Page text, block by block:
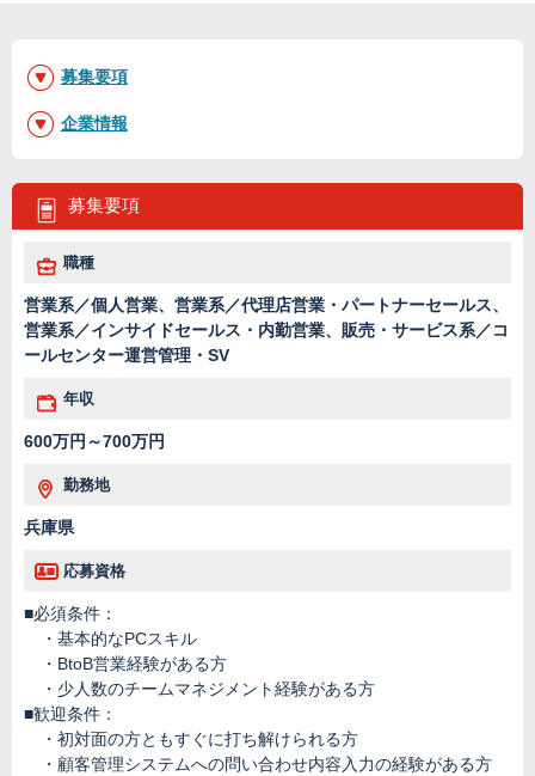
募集要項
職種
営業系／個人営業、営業系／代理店営業・パートナーセールス、
営業系／インサイドセールス・内勤営業、販売・サービス系／コ
ールセンター運営管理・SV
年収
600万円～700万円
勤務地
兵庫県
応募資格
■必須条件：
・基本的なPCスキル
・BtoB営業経験がある方
・少人数のチームマネジメント経験がある方
■歓迎条件：
・初対面の方ともすぐに打ち解けられる方
・顧客管理システムへの問い合わせ内容入力の経験がある方
募集要項
企業情報